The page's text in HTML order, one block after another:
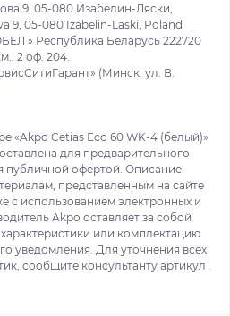
9, 05-080 Изабелин-Ляски,
9, 05-080 Izabelin-Laski, Poland
» Республика Беларусь 222720
2 оф. 204.
(Минск, ул. В.
«Akpo Cetias Eco 60 WK-4 (белый)»
для предварительного
публичной офертой. Описание
представленным на сайте
с использованием электронных и
Akpo оставляет за собой
или комплектацию
уведомления. Для уточнения всех
сообщите консультанту артикул .